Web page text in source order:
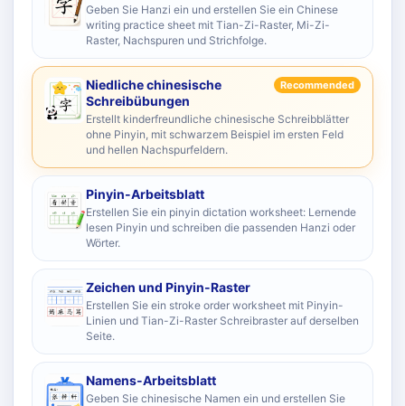
Geben Sie Hanzi ein und erstellen Sie ein Chinese
writing practice sheet mit Tian-Zi-Raster, Mi-Zi-
Raster, Nachspuren und Strichfolge.
Niedliche chinesische
Schreibübungen
Recommended
Erstellt kinderfreundliche chinesische Schreibblätter
ohne Pinyin, mit schwarzem Beispiel im ersten Feld
und hellen Nachspurfeldern.
Pinyin-Arbeitsblatt
Erstellen Sie ein pinyin dictation worksheet: Lernende
lesen Pinyin und schreiben die passenden Hanzi oder
Wörter.
Zeichen und Pinyin-Raster
Erstellen Sie ein stroke order worksheet mit Pinyin-
Linien und Tian-Zi-Raster Schreibraster auf derselben
Seite.
Namens-Arbeitsblatt
Geben Sie chinesische Namen ein und erstellen Sie